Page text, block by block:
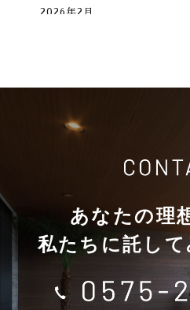
2026年2月
2025年11月
2025年9月
2025年7月
あなたの理
私たちに託し